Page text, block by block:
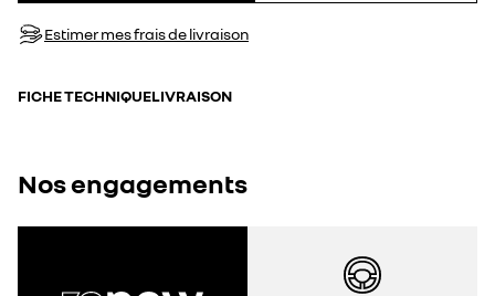
Estimer mes frais de livraison
FICHE TECHNIQUELIVRAISON
Nos engagements